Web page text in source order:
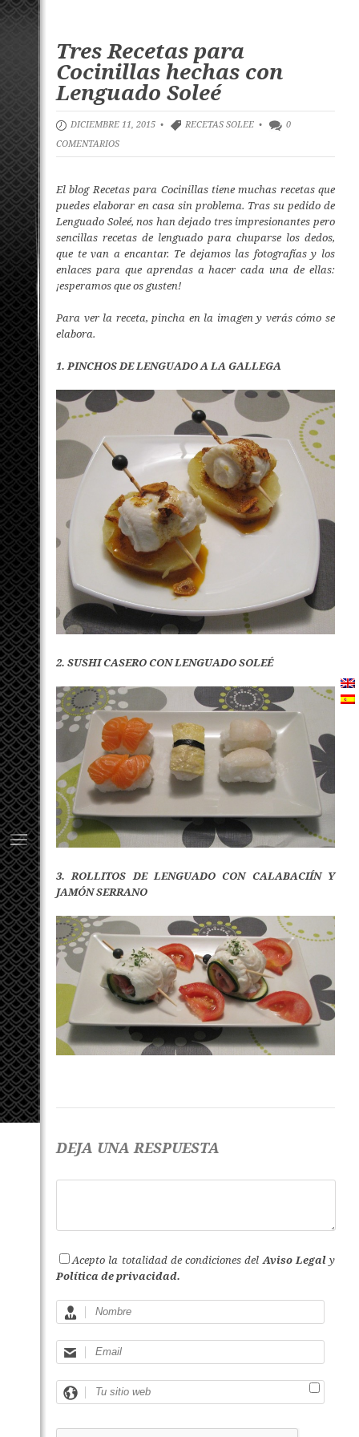
Tres Recetas para
Cocinillas hechas con
Lenguado Soleé
DICIEMBRE 11, 2015 • RECETAS SOLEE •
0
COMENTARIOS
El blogRecetas para Cocinillastiene muchas recetas que
puedes elaborar en casa sin problema. Tras su pedido de
Lenguado Soleé, nos han dejado tres impresionantes pero
sencillas recetas de lenguado para chuparse los dedos,
que te van a encantar. Te dejamos las fotografías y los
enlaces para que aprendas a hacer cada una de ellas:
¡esperamos que os gusten!
Para ver la receta, pincha en la imagen y verás cómo se
elabora.
1. PINCHOS DE LENGUADO A LA GALLEGA
2. SUSHI CASERO CON LENGUADO SOLEÉ
3. ROLLITOS DE LENGUADO CON CALABACIÍN Y
JAMÓN SERRANO
DEJA UNA RESPUESTA
Acepto la totalidad de condiciones delAviso Legaly
Política de privacidad.